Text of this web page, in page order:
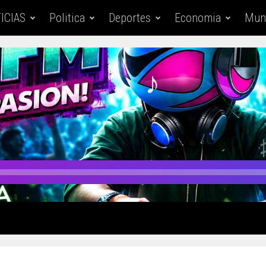
Politica Deportes Economia